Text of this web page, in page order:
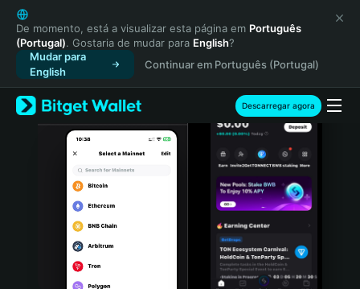
English
日本語
Tiếng Việt
Русский
Español (Latinoamérica)
Türkçe
Italiano
Português (Portugal)
Bahasa Indonesia
De momento, está a visualizar esta página em Português
(Portugal). Gostaria de mudar para English?
Mudar para
English
Continuar em Português (Portugal)
Descarregar agora